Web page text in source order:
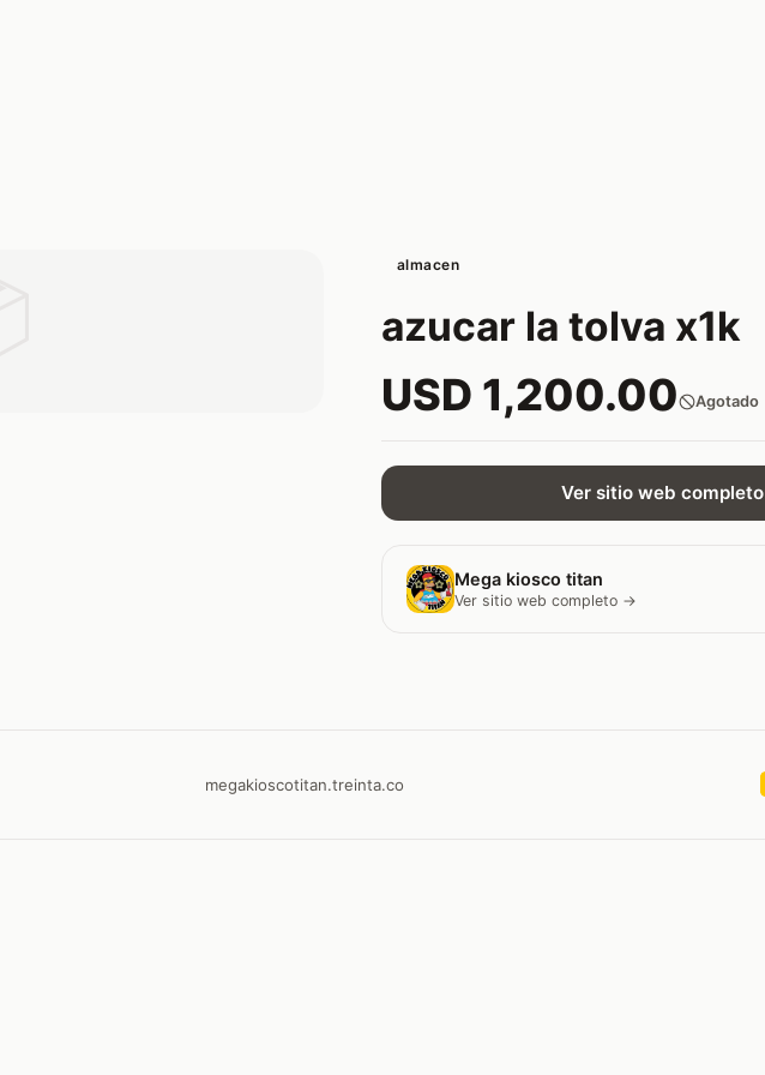
almacen
azucar la tolva x1k
USD 1,200.00 Agotado
Ver sitio web completo
Mega kiosco titan
Ver sitio web completo →
megakioscotitan.treinta.co